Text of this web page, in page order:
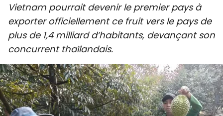
TOURISME
ENVIRONNEMENT
SPORT
FRANCOPHONIE
PAYS NATAL
Vietnam pourrait devenir le premier pays à
exporter officiellement ce fruit vers le pays de
plus de 1,4 milliard d’habitants, devançant son
concurrent thaïlandais.